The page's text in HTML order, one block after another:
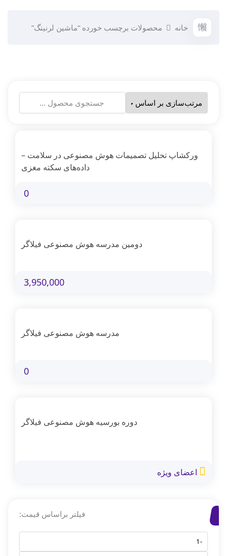
خانه محصولات برچسب خورده “ماشین لرنینگ”
ورکشاپ تحلیل تصمیمات هوش مصنوعی در سلامت –
داده‌های سکته مغزی
0
دومین مدرسه هوش مصنوعی فیلاگر
3,950,000
مدرسه هوش مصنوعی فیلاگر
0
دوره بورسیه هوش مصنوعی فیلاگر
اعضای ویژه
فیلتر براساس قیمت: